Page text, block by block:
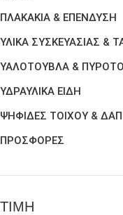
ΠΛΑΚΑΚΙΑ & ΕΠΕΝΔΥΣΗ
ΥΛΙΚΑ ΣΥΣΚΕΥΑΣΙΑΣ &
ΥΑΛΟΤΟΥΒΛΑ &
ΥΔΡΑΥΛΙΚΑ ΕΙΔΗ
ΨΗΦΙΔΕΣ ΤΟΙΧΟΥ &
ΠΡΟΣΦΟΡΕΣ
ΤΙΜΗ